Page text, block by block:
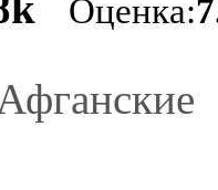
Оценка: